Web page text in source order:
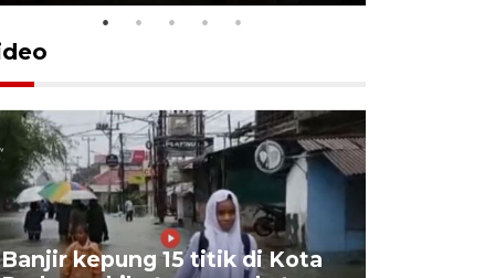
Banjir kepung 15 titik di Kota